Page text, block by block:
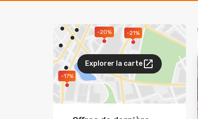
-21%
-20%
-17%
Explorer la carte